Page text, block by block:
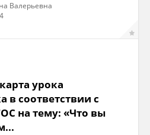
Валерьевна
урока
в соответствии с
на тему: «Что вы